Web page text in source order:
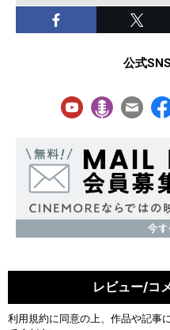
公式
レビュー/コ
利用規約に同意の上、作品や記事